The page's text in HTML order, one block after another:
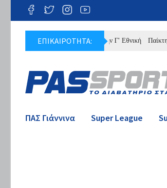
ΕΠΙΚΑΙΡΟΤΗΤΑ:
πρόγραμμα του ΠΑΣ στην Γ' Εθνική Παίκτης της
ΠΑΣ Γιάννινα Super League